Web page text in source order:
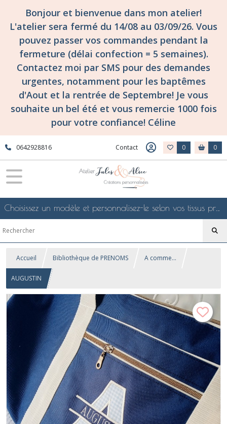
Bonjour et bienvenue dans mon atelier!
L'atelier sera fermé du 14/08 au 03/09/26. Vous
pouvez passer vos commandes pendant la
fermeture (délai confection = 5 semaines).
Contactez moi par SMS pour des demandes
urgentes, notamment pour les baptêmes
d'Aout et la rentrée de Septembre! Je vous
souhaite un bel été et vous remercie 1000 fois
pour votre confiance! Céline
0642928816 Contact 0 0
Choisissez un modèle et personnalisez-le selon vos tissus préférés de mes collections en ligne, je le confectionnerai selon vos souhaits
Accueil Bibliothèque de PRENOMS A comme...
AUGUSTIN